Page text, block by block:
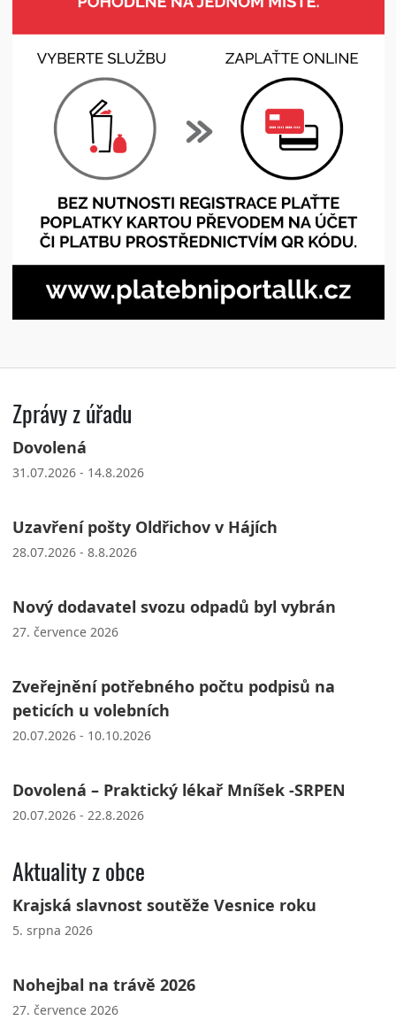
Zprávy z úřadu
Dovolená
31.07.2026 - 14.8.2026
Uzavření pošty Oldřichov v Hájích
28.07.2026 - 8.8.2026
Nový dodavatel svozu odpadů byl vybrán
27. července 2026
Zveřejnění potřebného počtu podpisů na
peticích u volebních
20.07.2026 - 10.10.2026
Dovolená – Praktický lékař Mníšek -SRPEN
20.07.2026 - 22.8.2026
Aktuality z obce
Krajská slavnost soutěže Vesnice roku
5. srpna 2026
Nohejbal na trávě 2026
27. července 2026